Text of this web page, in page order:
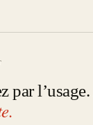
par l’usage.